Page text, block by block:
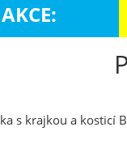
AKCE:
s krajkou a kosticí